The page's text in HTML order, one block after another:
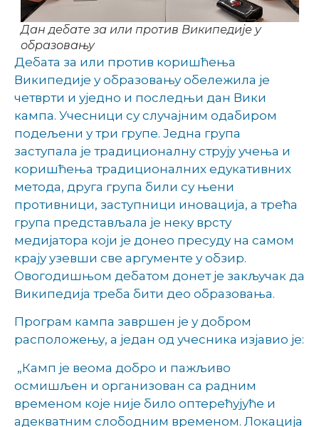
Дан дебате за или против Википедије у
образовању
Дебата за или против коришћења
Википедије у образовању обележила је
четврти и уједно и последњи дан Вики
кампа. Учесници су случајним одабиром
подељени у три групе. Једна група
заступала је традиционалну струју учења и
коришћења традиционалних едукативних
метода, друга група били су њени
противници, заступници иновација, а трећа
група представљала је неку врсту
медијатора који је донео пресуду на самом
крају узевши све аргументе у обзир.
Овогодишњом дебатом донет је закључак да
Википедија треба бити део образовања.
Програм кампа завршен је у добром
расположењу, а један од учесника изјавио је:
„Камп је веома добро и пажљиво
осмишљен и организован са радним
временом које није било оптерећујуће и
адекватним слободним временом. Локација